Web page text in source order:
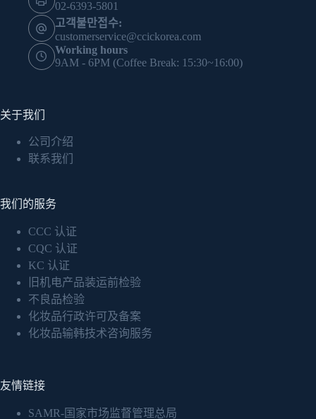
02-6393-5801
고객불만접수:
customerservice@ccickorea.com
Working hours
9AM - 6PM (Coffee Break: 15:30~16:00)
关于我们
公司介绍
联系我们
我们的服务
CCC 认证
CQC 认证
KC 认证
旧机电产品装运前检验
不良品检验
化妆品行政许可及备案
化妆品输韩技术咨询服务
友情链接
SAMR-国家市场监督管理总局